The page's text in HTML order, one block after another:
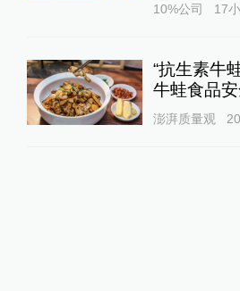
10%公司 17
“抗生素牛
牛蛙食品
澎湃质量观